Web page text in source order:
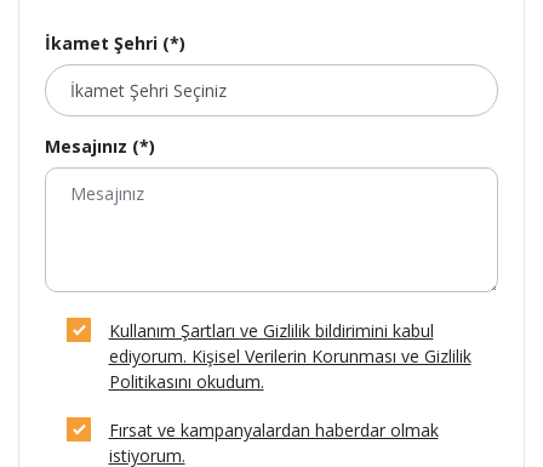
İkamet Şehri (*)
Mesajınız (*)
Kullanım Şartları ve Gizlilik bildirimini kabul
ediyorum. Kişisel Verilerin Korunması ve Gizlilik
Politikasını okudum.
Fırsat ve kampanyalardan haberdar olmak
istiyorum.